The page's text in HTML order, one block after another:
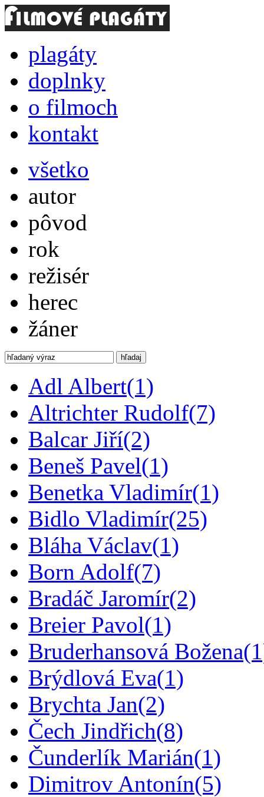
plagáty
doplnky
o filmoch
kontakt
všetko
autor
pôvod
rok
režisér
herec
žáner
hľadaj
Adl Albert(1)
Altrichter Rudolf(7)
Balcar Jiří(2)
Beneš Pavel(1)
Benetka Vladimír(1)
Bidlo Vladimír(25)
Bláha Václav(1)
Born Adolf(7)
Bradáč Jaromír(2)
Breier Pavol(1)
Bruderhansová Božena
Brýdlová Eva(1)
Brychta Jan(2)
Čech Jindřich(8)
Čunderlík Marián(1)
Dimitrov Antonín(5)